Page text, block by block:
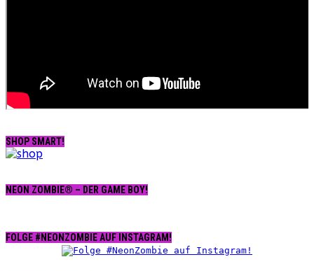
SHOP SMART!
NEON ZOMBIE® – DER GAME BOY!
FOLGE #NEONZOMBIE AUF INSTAGRAM!